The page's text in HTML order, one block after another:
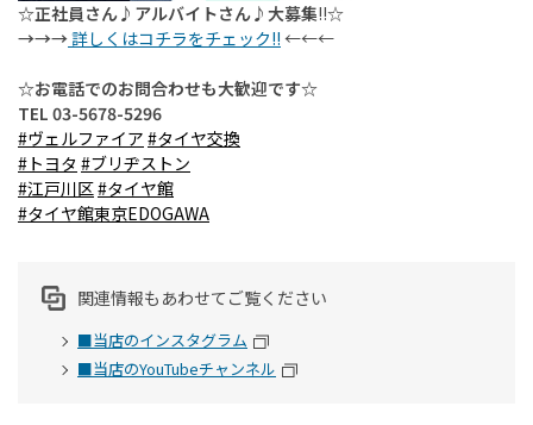
☆正社員さん♪アルバイトさん♪大募集!!☆
→→→詳しくはコチラをチェック!! ←←←
☆お電話でのお問合わせも大歓迎です☆
TEL 03-5678-5296
#ヴェルファイア #タイヤ交換
#トヨタ #ブリヂストン
#江戸川区#タイヤ館
#タイヤ館東京EDOGAWA
関連情報もあわせてご覧ください
■当店のインスタグラム
■当店のYouTubeチャンネル